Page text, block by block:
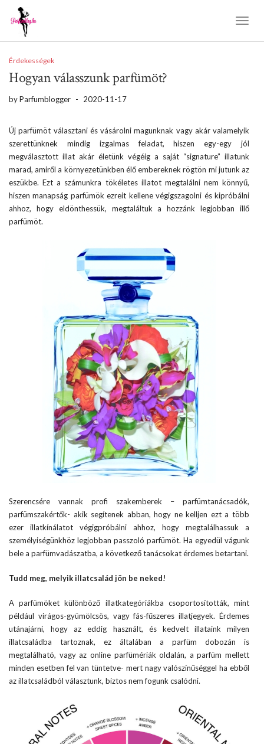
Érdekességek
Hogyan válasszunk parfümöt?
byParfumblogger - 2020-11-17
Új parfümöt választani és vásárolni magunknak vagy akár valamelyik
szerettünknek mindig izgalmas feladat, hiszen egy-egy jól
megválasztott illat akár életünk végéig a saját “signature” illatunk
marad, amiről a környezetünkben élő embereknek rögtön mi jutunk az
eszükbe. Ezt a számunkra tökéletes illatot megtalálni nem könnyű,
hiszen manapság parfümök ezreit kellene végigszagolni és kipróbálni
ahhoz, hogy eldönthessük, megtaláltuk a hozzánk legjobban illő
parfümöt.
Szerencsére vannak profi szakemberek – parfümtanácsadók,
parfümszakértők- akik segítenek abban, hogy ne kelljen ezt a több
ezer illatkínálatot végigpróbálni ahhoz, hogy megtalálhassuk a
személyiségünkhöz legjobban passzoló parfümöt. Ha egyedül vágunk
bele a parfümvadászatba, a következő tanácsokat érdemes betartani.
Tudd meg, melyik illatcsalád jön be neked!
A parfümöket különböző illatkategóriákba csoportosították, mint
például virágos-gyümölcsös, vagy fás-fűszeres illatjegyek. Érdemes
utánajárni, hogy az eddig használt, és kedvelt illataink milyen
illatcsaládba tartoznak, ez általában a parfüm dobozán is
megtalálható, vagy az online parfümériák oldalán, a parfüm mellett
minden esetben fel van tüntetve- mert nagy valószínűséggel ha ebből
az illatcsaládból választunk, biztos nem fogunk csalódni.